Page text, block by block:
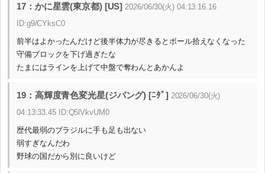
17：かに星雲(東京都) [US] 2026/06/30(火) 04:13:16.16
ID:g9/CYksC0
前半はよかったんだけど後半体力が尽きるとボール拾えなくなった
守備ブロックを下げ過ぎたな
たまにはラインを上げて中盤で奪わんとあかんよ
19：高輝度青色変光星(ジパング) [ﾆﾀﾞ] 2026/06/30(火)
04:13:33.45 ID:Q5lVkvUM0
歴代最弱のブラジルに手も足も出ない
弱すぎなんだわ
野球の国だから別に良いけど